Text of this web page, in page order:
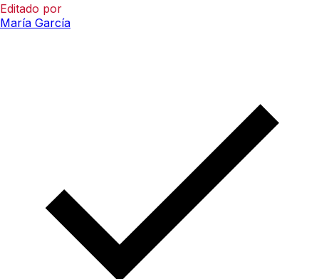
Editado por
María García